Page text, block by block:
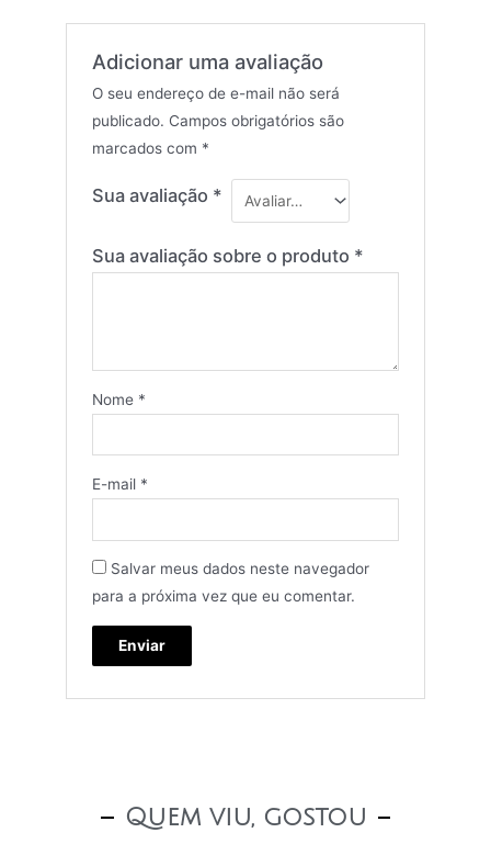
Adicionar uma avaliação
O seu endereço de e-mail não será
publicado. Campos obrigatórios são
marcados com *
Sua avaliação *
Sua avaliação sobre o produto *
Nome *
E-mail *
Salvar meus dados neste navegador
para a próxima vez que eu comentar.
Quem viu, gostou